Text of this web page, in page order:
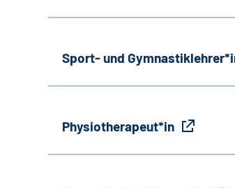
Sport- und
Physiotherapeut*in